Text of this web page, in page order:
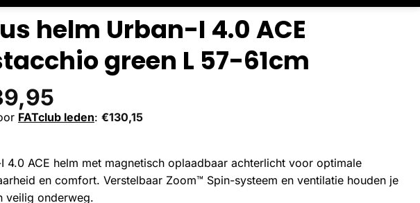
helm Urban-I 4.0 ACE
green L 57-61cm
FATclub leden: €130,15
4.0 ACE helm met magnetisch oplaadbaar achterlicht voor optimale
en comfort. Verstelbaar Zoom™ Spin-systeem en ventilatie houden je
veilig onderweg.